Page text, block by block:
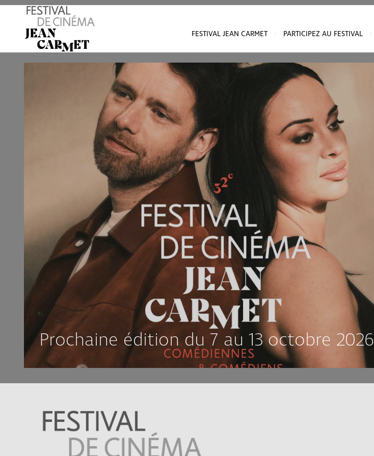
Avant de continuer, contrôlez l'utilisation de vos données personnelles :
FESTIVAL JEAN CARMET PARTICIPEZ AU FESTIVAL
Prochaine édition du 7 au 13 octobre 2026